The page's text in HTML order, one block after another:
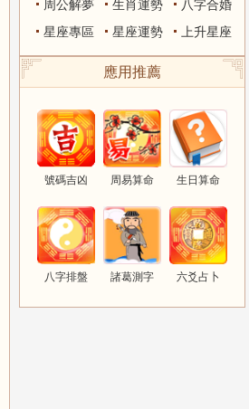
周公解夢 生肖運勢
八字合婚
星座專區
星座運勢 上升星座
應用推薦
號碼吉凶 周易算命 生日算命
八字排盤 諸葛測字 六爻占卜